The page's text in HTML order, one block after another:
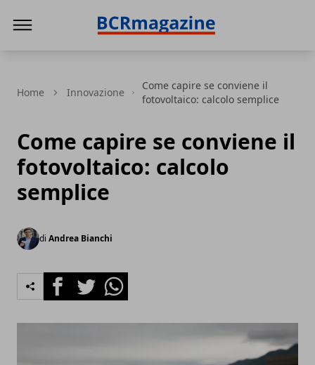
Home Innovazione
Come capire se conviene il
fotovoltaico: calcolo semplice
Come capire se conviene il
fotovoltaico: calcolo
semplice
di Andrea Bianchi
FacebookTwitterWhatsapp